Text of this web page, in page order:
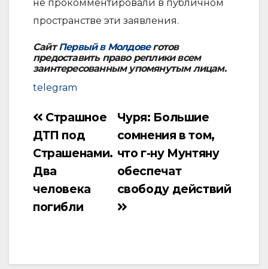
не прокомментировали в публичном
пространстве эти заявления.
СайтПервый в Молдовеготов
предоставить право реплики всем
заинтересованным упомянутым лицам.
telegram
Навигация
по
записям
Чуря: Большие
сомнения в том,
что г-ну Мунтяну
обеспечат
свободу действий
Страшное
ДТП под
Страшенами.
Два
человека
погибли